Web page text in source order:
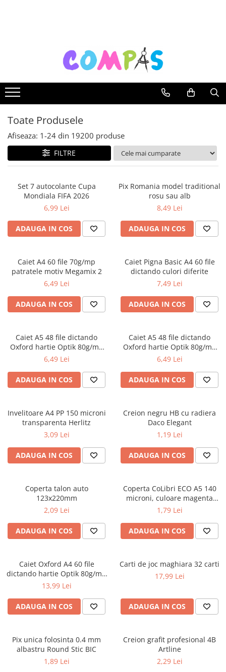
Noutăți Librăria Compas
Souvenir România
Rechizite școlare
Instrumente de scris
Stilouri școlare
Rollere și finelinere
Markere și textmarkere
Creioane grafice
Creioane colorate
Creioane cerate
Radiere
Ascutițori
Mine și rezerve
Cretă școlară și creativă
Coperți caiete si cărți
Carnete pentru elevi
Lupe și articole educative
Foarfece școlare
Globuri pământești
Cutii sandwich și caserole
Termosuri
Pahare și sticle pentru scoală
Cutii pentru depozitare
Caiete școlare și hârtie
Caiete muzică
Caiete geografie și biologie
Caiete foi veline
Vocabulare
Blocuri de desen școlare
Hârtie pentru lucru manual
Accesorii geometrie și matematică
Rigle și Echere
Compasuri
Truse geometrie
Socotitori și bețisoare pentru
Toate Produsele
Afiseaza: 1-24 din 19200 produse
FILTRE
Set 7 autocolante Cupa
Mondiala FIFA 2026
6,99 Lei
ADAUGA IN COS
Pix Romania model traditional
rosu sau alb
8,49 Lei
ADAUGA IN COS
Caiet A4 60 file 70g/mp
patratele motiv Megamix 2
6,49 Lei
ADAUGA IN COS
Caiet Pigna Basic A4 60 file
dictando culori diferite
7,49 Lei
ADAUGA IN COS
Caiet A5 48 file dictando
Oxford hartie Optik 80g/mp
motiv Touch Trend
6,49 Lei
ADAUGA IN COS
Caiet A5 48 file dictando
Oxford hartie Optik 80g/mp
diverse culori
6,49 Lei
ADAUGA IN COS
Invelitoare A4 PP 150 microni
transparenta Herlitz
3,09 Lei
ADAUGA IN COS
Creion negru HB cu radiera
Daco Elegant
1,19 Lei
ADAUGA IN COS
Coperta talon auto
123x220mm
2,09 Lei
ADAUGA IN COS
Coperta CoLibri ECO A5 140
microni, culoare magenta
opac
1,79 Lei
ADAUGA IN COS
Caiet Oxford A4 60 file
dictando hartie Optik 80g/mp
Touch Pastel
13,99 Lei
ADAUGA IN COS
Carti de joc maghiara 32 carti
17,99 Lei
ADAUGA IN COS
Pix unica folosinta 0.4 mm
albastru Round Stic BIC
1,89 Lei
Creion grafit profesional 4B
Artline
2,29 Lei